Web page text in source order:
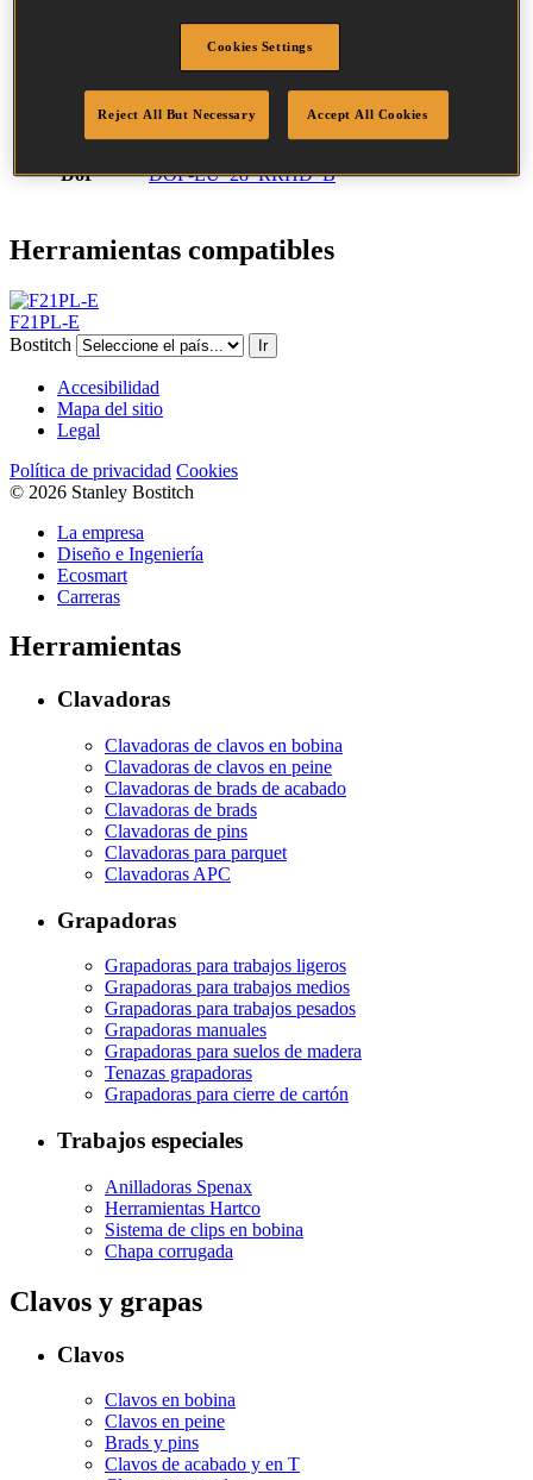
6.7 mm
Anillado
Cantidad por
2000
DoP
DOP-EU_28_RRHD_B
Herramientas compatibles
F21PL-E
Bostitch
Ir
Accesibilidad
Mapa del sitio
Legal
Política de privacidad Cookies
© 2026 Stanley Bostitch
La empresa
Diseño e Ingeniería
Ecosmart
Carreras
Herramientas
Clavadoras
Clavadoras de clavos en bobina
Clavadoras de clavos en peine
Clavadoras de brads de acabado
Clavadoras de brads
Clavadoras de pins
Clavadoras para parquet
Clavadoras APC
Grapadoras
Grapadoras para trabajos ligeros
Grapadoras para trabajos medios
Grapadoras para trabajos pesados
Grapadoras manuales
Grapadoras para suelos de madera
Tenazas grapadoras
Grapadoras para cierre de cartón
Trabajos especiales
Anilladoras Spenax
Herramientas Hartco
Sistema de clips en bobina
Chapa corrugada
Clavos y grapas
Clavos
Clavos en bobina
Clavos en peine
Brads y pins
Clavos de acabado y en T
Cookies Settings
Reject All But Necessary Accept All Cookies